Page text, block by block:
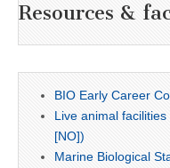
Resources &
BIO Early Career
Live animal
[NO])
Marine Biological